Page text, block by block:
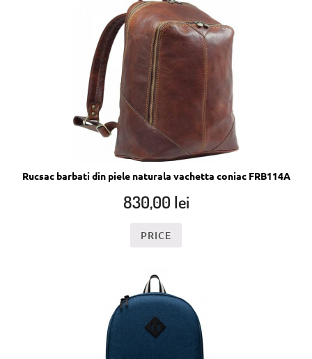
Rucsac barbati din piele naturala vachetta coniac FRB114A
830,00 lei
PRICE